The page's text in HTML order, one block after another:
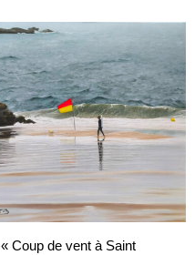
« Coup de vent à Saint